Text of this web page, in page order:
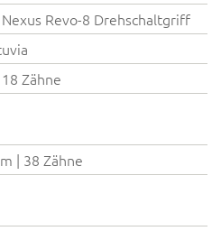
Revo-8 Drehschaltgriff
Zähne
| 38 Zähne